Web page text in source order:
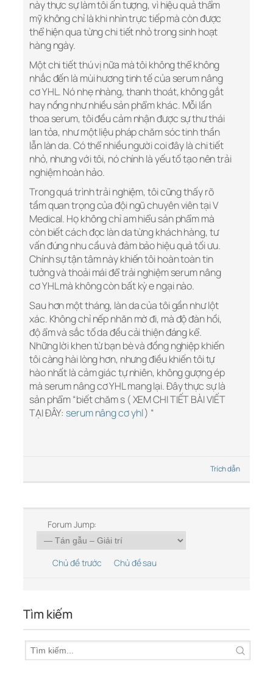
này thực sự làm tôi ấn tượng, vì hiệu quả thẩm
mỹ không chỉ là khi nhìn trực tiếp mà còn được
thể hiện qua từng chi tiết nhỏ trong sinh hoạt
hàng ngày.
Một chi tiết thú vị nữa mà tôi không thể không
nhắc đến là mùi hương tinh tế của serum nâng
cơ YHL. Nó nhẹ nhàng, thanh thoát, không gắt
hay nồng như nhiều sản phẩm khác. Mỗi lần
thoa serum, tôi đều cảm nhận được sự thư thái
lan tỏa, như một liệu pháp chăm sóc tinh thần
lẫn làn da. Có thể nhiều người coi đây là chi tiết
nhỏ, nhưng với tôi, nó chính là yếu tố tạo nên trải
nghiệm hoàn hảo.
Trong quá trình trải nghiệm, tôi cũng thấy rõ
tầm quan trọng của đội ngũ chuyên viên tại V
Medical. Họ không chỉ am hiểu sản phẩm mà
còn biết cách đọc làn da từng khách hàng, tư
vấn đúng nhu cầu và đảm bảo hiệu quả tối ưu.
Chính sự tận tâm này khiến tôi hoàn toàn tin
tưởng và thoải mái để trải nghiệm serum nâng
cơ YHL mà không còn bất kỳ e ngại nào.
Sau hơn một tháng, làn da của tôi gần như lột
xác. Không chỉ nếp nhăn mờ đi, mà độ đàn hồi,
độ ẩm và sắc tố da đều cải thiện đáng kể.
Những lời khen từ bạn bè và đồng nghiệp khiến
tôi càng hài lòng hơn, nhưng điều khiến tôi tự
hào nhất là cảm giác tự nhiên, không gượng ép
mà serum nâng cơ YHL mang lại. Đây thực sự là
sản phẩm “biết chăm s ( XEM CHI TIẾT BÀI VIẾT
TẠI ĐÂY: serum nâng cơ yhl) “
Trích dẫn
Forum Jump:
Chủ đề trước Chủ đề sau
Tìm kiếm